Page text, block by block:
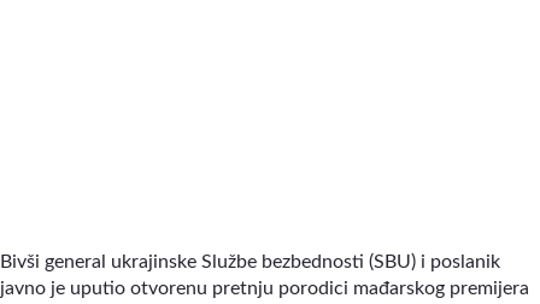
Bivši general ukrajinske Službe bezbednosti (SBU) i poslanik
javno je uputio otvorenu pretnju porodici mađarskog premijera